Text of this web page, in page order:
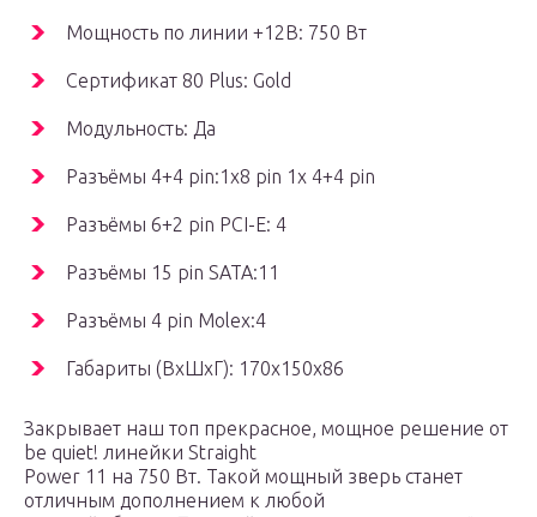
Мощность по линии +12В: 750 Вт
Сертификат 80 Plus: Gold
Модульность: Да
Разъёмы 4+4 pin:1х8 pin 1x 4+4 pin
Разъёмы 6+2 pin PCI-E: 4
Разъёмы 15 pin SATA:11
Разъёмы 4 pin Molex:4
Габариты (ВхШхГ): 170х150х86
Закрывает наш топ прекрасное, мощное решение от
be quiet! линейки Straight
Power 11 на 750 Вт. Такой мощный зверь станет
отличным дополнением к любой